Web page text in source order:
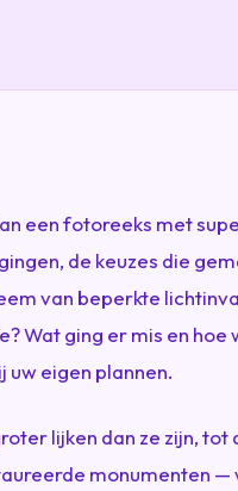
een fotoreeks met
de keuzes die
van beperkte
Wat ging er mis en hoe
uw eigen plannen.
lijken dan ze zijn,
monumenten